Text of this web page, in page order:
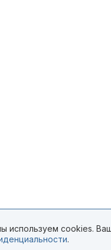
используем cookies.
.